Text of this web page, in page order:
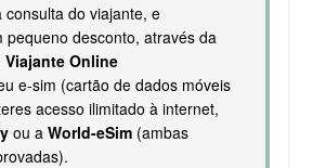
consulta do viajante, e
pequeno desconto, através da
Online
e-sim (cartão de dados móveis
acesso ilimitado à internet,
ou a World-eSim(ambas